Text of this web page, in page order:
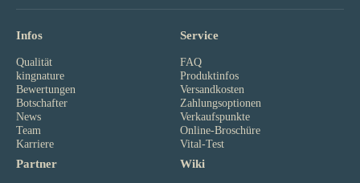
Infos
Qualität
kingnature
Bewertungen
Botschafter
News
Team
Karriere
Service
FAQ
Produktinfos
Versandkosten
Zahlungsoptionen
Verkaufspunkte
Online-Broschüre
Vital-Test
Partner
Wiki